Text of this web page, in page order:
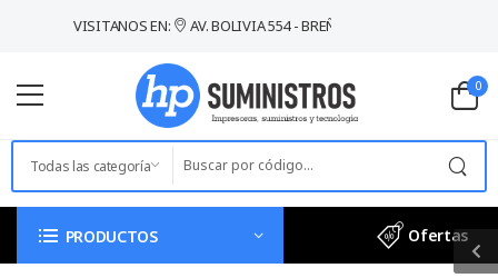
VISITANOS EN: AV. BOLIVIA 554 - BREÑA / LIMA
0
PRODUCTOS Ofertas